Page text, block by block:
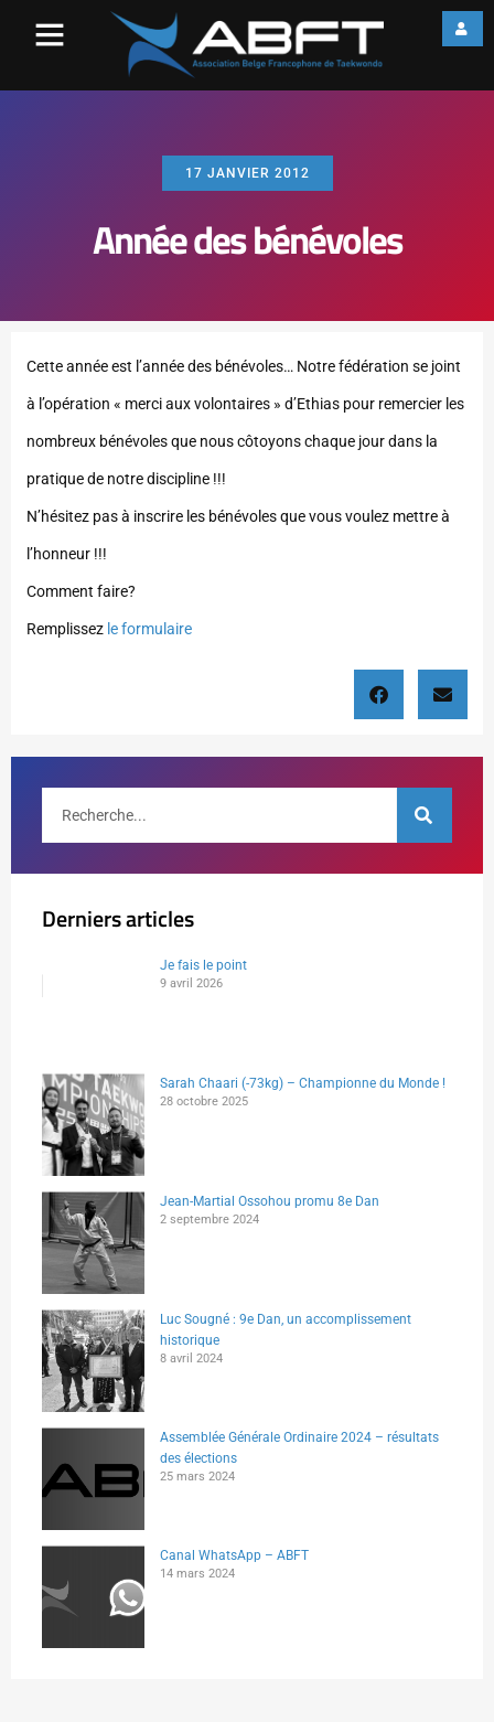
17 JANVIER 2012
Année des bénévoles
Cette année est l’année des bénévoles… Notre fédération se joint
à l’opération « merci aux volontaires » d’Ethias pour remercier les
nombreux bénévoles que nous côtoyons chaque jour dans la
pratique de notre discipline !!!
N’hésitez pas à inscrire les bénévoles que vous voulez mettre à
l’honneur !!!
Comment faire?
Remplissez le formulaire
Derniers articles
Je fais le point
9 avril 2026
Sarah Chaari (-73kg) – Championne du Monde !
28 octobre 2025
Jean-Martial Ossohou promu 8e Dan
2 septembre 2024
Luc Sougné : 9e Dan, un accomplissement
historique
8 avril 2024
Assemblée Générale Ordinaire 2024 – résultats
des élections
25 mars 2024
Canal WhatsApp – ABFT
14 mars 2024